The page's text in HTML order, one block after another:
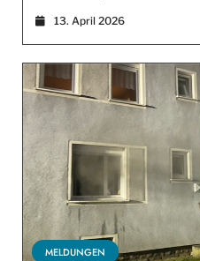
13. April 2026
MELDUNGEN